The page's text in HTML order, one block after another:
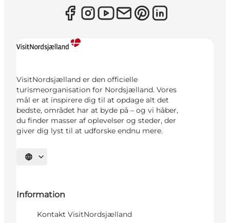
VisitNordsjælland er den officielle
turismeorganisation for Nordsjælland. Vores
mål er at inspirere dig til at opdage alt det
bedste, området har at byde på – og vi håber,
du finder masser af oplevelser og steder, der
giver dig lyst til at udforske endnu mere.
Vælg sprog
Information
Kontakt VisitNordsjælland